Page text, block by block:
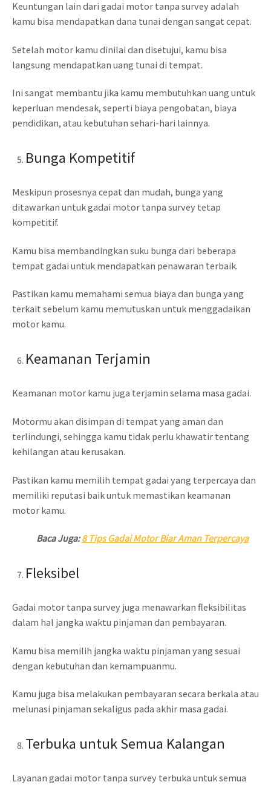
Keuntungan lain dari gadai motor tanpa survey adalah
kamu bisa mendapatkan dana tunai dengan sangat cepat.
Setelah motor kamu dinilai dan disetujui, kamu bisa
langsung mendapatkan uang tunai di tempat.
Ini sangat membantu jika kamu membutuhkan uang untuk
keperluan mendesak, seperti biaya pengobatan, biaya
pendidikan, atau kebutuhan sehari-hari lainnya.
Bunga Kompetitif
Meskipun prosesnya cepat dan mudah, bunga yang
ditawarkan untuk gadai motor tanpa survey tetap
kompetitif.
Kamu bisa membandingkan suku bunga dari beberapa
tempat gadai untuk mendapatkan penawaran terbaik.
Pastikan kamu memahami semua biaya dan bunga yang
terkait sebelum kamu memutuskan untuk menggadaikan
motor kamu.
Keamanan Terjamin
Keamanan motor kamu juga terjamin selama masa gadai.
Motormu akan disimpan di tempat yang aman dan
terlindungi, sehingga kamu tidak perlu khawatir tentang
kehilangan atau kerusakan.
Pastikan kamu memilih tempat gadai yang terpercaya dan
memiliki reputasi baik untuk memastikan keamanan
motor kamu.
Baca Juga:8 Tips Gadai Motor Biar Aman Terpercaya
Fleksibel
Gadai motor tanpa survey juga menawarkan fleksibilitas
dalam hal jangka waktu pinjaman dan pembayaran.
Kamu bisa memilih jangka waktu pinjaman yang sesuai
dengan kebutuhan dan kemampuanmu.
Kamu juga bisa melakukan pembayaran secara berkala atau
melunasi pinjaman sekaligus pada akhir masa gadai.
Terbuka untuk Semua Kalangan
Layanan gadai motor tanpa survey terbuka untuk semua